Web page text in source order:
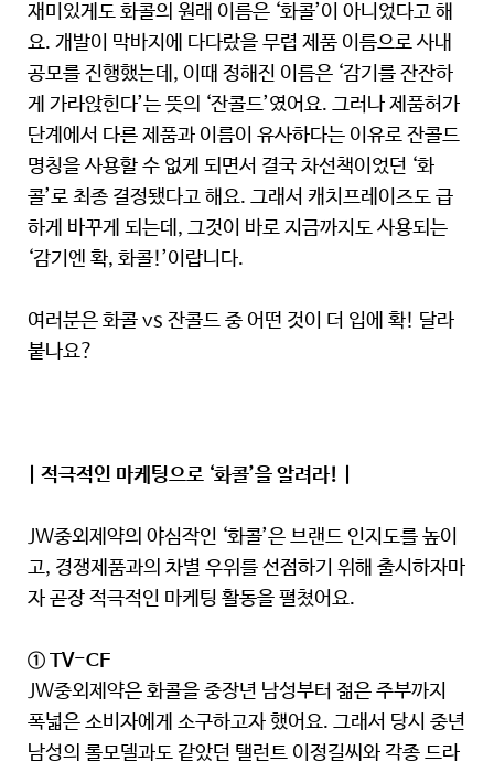
재미있게도 화콜의 원래 이름은 ‘화콜’이 아니었다고 해
요. 개발이 막바지에 다다랐을 무렵 제품 이름으로 사내
공모를 진행했는데, 이때 정해진 이름은 ‘감기를 잔잔하
게 가라앉힌다’는 뜻의 ‘잔콜드’였어요. 그러나 제품허가
단계에서 다른 제품과 이름이 유사하다는 이유로 잔콜드
명칭을 사용할 수 없게 되면서 결국 차선책이었던 ‘화
콜’로 최종 결정됐다고 해요. 그래서 캐치프레이즈도 급
하게 바꾸게 되는데, 그것이 바로 지금까지도 사용되는
‘감기엔 확, 화콜!’이랍니다.
여러분은 화콜 vs 잔콜드 중 어떤 것이 더 입에 확! 달라
붙나요?
| 적극적인 마케팅으로 ‘화콜’을 알려라! |
JW중외제약의 야심작인 ‘화콜’은 브랜드 인지도를 높이
고, 경쟁제품과의 차별 우위를 선점하기 위해 출시하자마
자 곧장 적극적인 마케팅 활동을 펼쳤어요.
① TV-CF
JW중외제약은 화콜을 중장년 남성부터 젊은 주부까지
폭넓은 소비자에게 소구하고자 했어요. 그래서 당시 중년
남성의 롤모델과도 같았던 탤런트 이정길씨와 각종 드라